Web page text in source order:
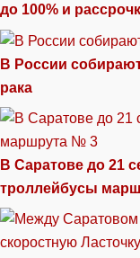
до 100% и
В России
рака
В Саратове до 21
троллейбусы